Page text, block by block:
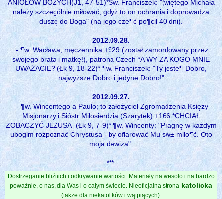
ANIOŁÓW BOŻYCH(J1, 47-51)*Sw. Franciszek: "¦więtego Michała
należy szczególnie miłować, gdyż to on ochrania i doprowadza
duszę do Boga" (na jego cze¶ć po¶cił 40 dni).
2012.09.28.
- ¶w. Wacława, męczennika +929 (został zamordowany przez
swojego brata i matkę!), patrona Czech *A WY ZA KOGO MNIE
UWAŻACIE? (Łk 9, 18-22)* ¶w. Franciszek: "Ty jeste¶ Dobro,
najwyższe Dobro i jedyne Dobro!"
2012.09.27.
- ¶w. Wincentego a Paulo; to założyciel Zgromadzenia Księży
Misjonarzy i Sióstr Miłosierdzia (Szarytek) +166 *CHCIAŁ
ZOBACZYĆ JEZUSA (Łk 9, 7-9)* ¶w. Wincenty: "Pragnę w każdym
ubogim rozpoznać Chrystusa - by ofiarować Mu sw± miło¶ć. Oto
moja dewiza".
***
Dostrzeganie bliźnich i odkrywanie wartości. Materiały na wesoło i na bardzo
poważnie, o nas, dla Was i o całym świecie. Nieoficjalna strona katolicka
(także dla niekatolików i wątpiących).